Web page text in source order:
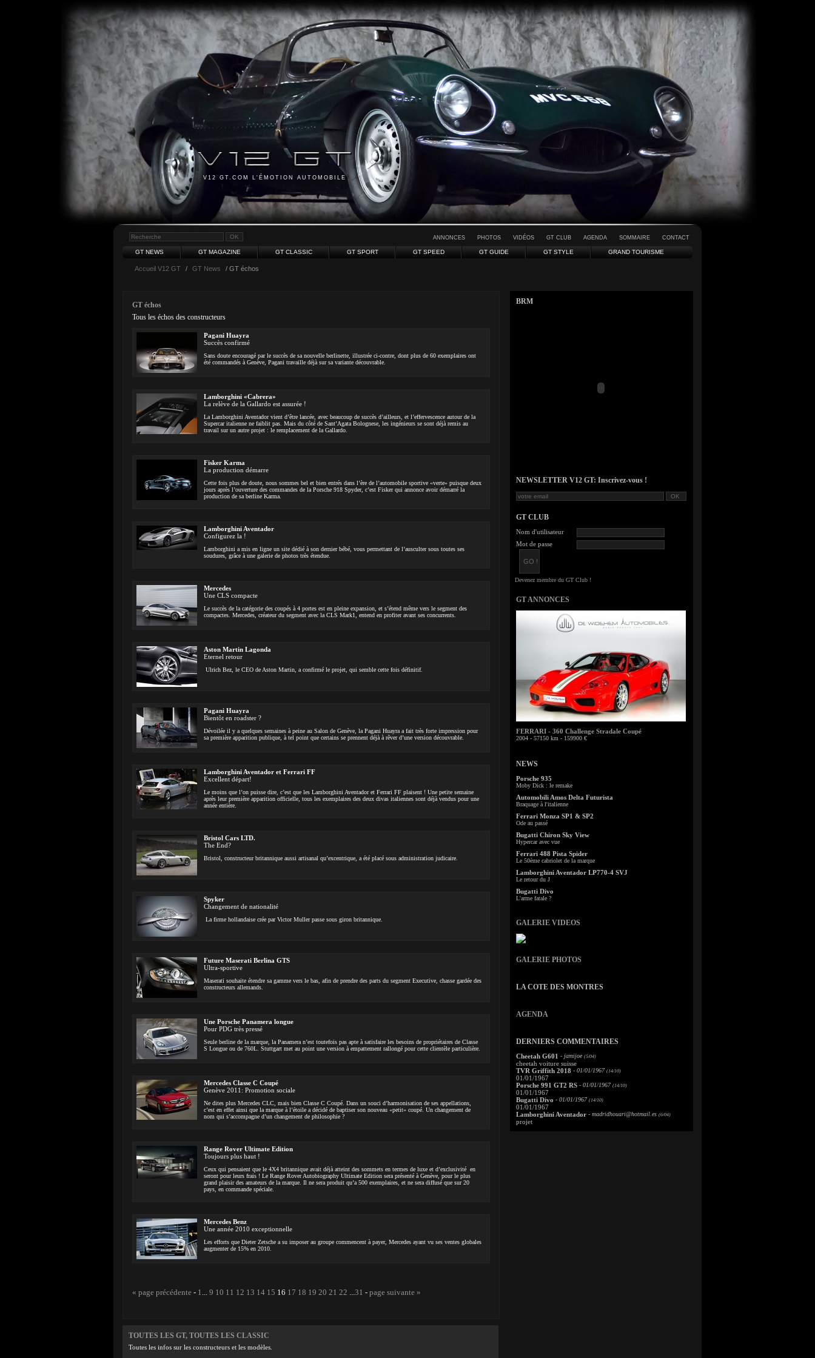
V12 GT.COM L'ÉMOTION AUTOMOBILE
ANNONCES PHOTOS VIDÉOS GT CLUB AGENDA SOMMAIRE CONTACT
GT NEWS GT MAGAZINE GT CLASSIC GT SPORT GT SPEED GT GUIDE GT STYLE GRAND TOURISME
Accueil V12 GT / GT News / GT échos
GT échos
Tous les échos des constructeurs
Pagani Huayra
Succès confirmé
Sans doute encouragé par le succès de sa nouvelle berlinette, illustrée ci-contre, dont plus de 60 exemplaires ont
été commandés à Genève, Pagani travaille déjà sur sa variante découvrable.
Lamborghini «Cabrera»
La relève de la Gallardo est assurée !
La Lamborghini Aventador vient d’être lancée, avec beaucoup de succès d’ailleurs, et l’effervescence autour de la
Supercar italienne ne faiblit pas. Mais du côté de Sant’Agata Bolognese, les ingénieurs se sont déjà remis au
travail sur un autre projet : le remplacement de la Gallardo.
Fisker Karma
La production démarre
Cette fois plus de doute, nous sommes bel et bien entrés dans l’ère de l’automobile sportive «verte» puisque deux
jours après l’ouverture des commandes de la Porsche 918 Spyder, c’est Fisker qui annonce avoir démarré la
production de sa berline Karma.
Lamborghini Aventador
Configurez la !
Lamborghini a mis en ligne un site dédié à son dernier bébé, vous permettant de l’ausculter sous toutes ses
soudures, grâce à une galerie de photos très étendue.
Mercedes
Une CLS compacte
Le succès de la catégorie des coupés à 4 portes est en pleine expansion, et s’étend même vers le segment des
compactes. Mercedes, créateur du segment avec la CLS Mark1, entend en profiter avant ses concurrents.
Aston Martin Lagonda
Eternel retour
Ulrich Bez, le CEO de Aston Martin, a confirmé le projet, qui semble cette fois définitif.
Pagani Huayra
Bientôt en roadster ?
Dévoilée il y a quelques semaines à peine au Salon de Genève, la Pagani Huayra a fait très forte impression pour
sa première apparition publique, à tel point que certains se prennent déjà à rêver d’une version découvrable.
Lamborghini Aventador et Ferrari FF
Excellent départ!
Le moins que l’on puisse dire, c’est que les Lamborghini Aventador et Ferrari FF plaisent ! Une petite semaine
après leur première apparition officielle, tous les exemplaires des deux divas italiennes sont déjà vendus pour une
année entière.
Bristol Cars LTD.
The End?
Bristol, constructeur britannique aussi artisanal qu’excentrique, a été placé sous administration judicaire.
Spyker
Changement de nationalité
La firme hollandaise crée par Victor Muller passe sous giron britannique.
Future Maserati Berlina GTS
Ultra-sportive
Maserati souhaite étendre sa gamme vers le bas, afin de prendre des parts du segment Executive, chasse gardée des
constructeurs allemands.
Une Porsche Panamera longue
Pour PDG très pressé
Seule berline de la marque, la Panamera n’est toutefois pas apte à satisfaire les besoins de propriétaires de Classe
S Longue ou de 760L. Stuttgart met au point une version à empattement rallongé pour cette clientèle particulière.
Mercedes Classe C Coupé
Genève 2011: Promotion sociale
Ne dites plus Mercedes CLC, mais bien Classe C Coupé. Dans un souci d’harmonisation de ses appellations,
c’est en effet ainsi que la marque à l’étoile a décidé de baptiser son nouveau «petit» coupé. Un changement de
nom qui s’accompagne d’un changement de philosophie ?
Range Rover Ultimate Edition
Toujours plus haut !
Ceux qui pensaient que le 4X4 britannique avait déjà atteint des sommets en termes de luxe et d’exclusivité en
seront pour leurs frais ! Le Range Rover Autobiography Ultimate Edition sera présenté à Genève, pour le plus
grand plaisir des amateurs de la marque. Il ne sera produit qu’a 500 exemplaires, et ne sera diffusé que sur 20
pays, en commande spéciale.
Mercedes Benz
Une année 2010 exceptionnelle
Les efforts que Dieter Zetsche a su imposer au groupe commencent à payer, Mercedes ayant vu ses ventes globales
augmenter de 15% en 2010.
« page précédente - 1... 9 10 11 12 13 14 15 16 17 18 19 20 21 22 ...31 - page suivante »
TOUTES LES GT, TOUTES LES CLASSIC
Toutes les infos sur les constructeurs et les modèles.
BRM
NEWSLETTER V12 GT: Inscrivez-vous !
GT CLUB
Nom d'utilisateur
Mot de passe
GT ANNONCES
FERRARI - 360 Challenge Stradale Coupé
2004 - 57150 km - 159900 €
NEWS
Porsche 935
Moby Dick : le remake
Automobili Amos Delta Futurista
Braquage à l'italienne
Ferrari Monza SP1 & SP2
Ode au passé
Bugatti Chiron Sky View
Hypercar avec vue
Ferrari 488 Pista Spider
Le 50ème cabriolet de la marque
Lamborghini Aventador LP770-4 SVJ
Le retour du J
Bugatti Divo
L'arme fatale ?
GALERIE VIDEOS
GALERIE PHOTOS
LA COTE DES MONTRES
AGENDA
DERNIERS COMMENTAIRES
Cheetah G601 - jamijoe (5/04)
cheetah voiture suisse
TVR Griffith 2018 - 01/01/1967 (14/10)
01/01/1967
Porsche 991 GT2 RS - 01/01/1967 (14/10)
01/01/1967
Bugatti Divo - 01/01/1967 (14/10)
01/01/1967
Lamborghini Aventador - madridhouari@hotmail.es (6/04)
projet